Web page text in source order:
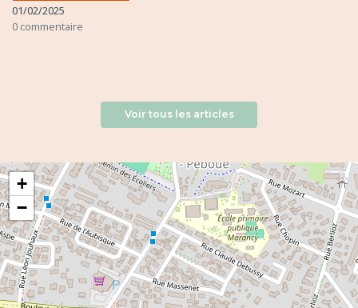
01/02/2025
0 commentaire
Voir tous les articles
+
−